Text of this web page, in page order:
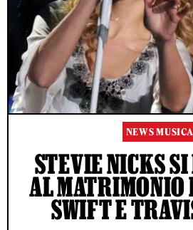
NEWS MUSICA
STEVIE NICKS
AL MATRIMONIO
SWIFT E